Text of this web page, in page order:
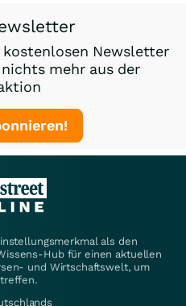
kostenlosen Newsletter
mehr aus der
als den
Hub für einen aktuellen
und Wirtschaftswelt, um